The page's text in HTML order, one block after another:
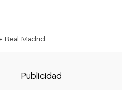
» Real Madrid